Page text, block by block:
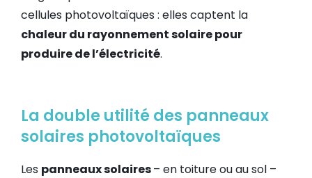
cellules photovoltaïques : elles captent la
chaleur du rayonnement solaire pour
produire de l’électricité.
La double utilité des panneaux
solaires photovoltaïques
Les panneaux solaires– en toiture ou au sol –